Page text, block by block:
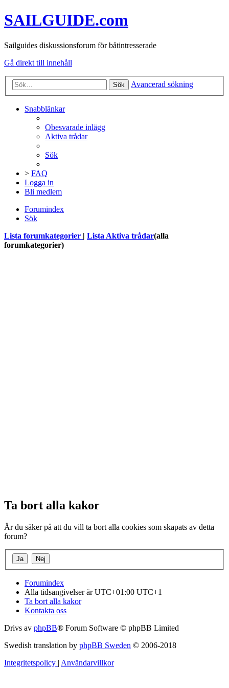
SAILGUIDE.com
Sailguides diskussionsforum för båtintresserade
Gå direkt till innehåll
Sök Avancerad sökning
Snabblänkar
Obesvarade inlägg
Aktiva trådar
Sök
> FAQ
Logga in
Bli medlem
Forumindex
Sök
Lista forumkategorier
Lista Aktiva trådar(alla
forumkategorier)
Ta bort alla kakor
Är du säker på att du vill ta bort alla cookies som skapats av detta
forum?
Forumindex
Alla tidsangivelser är UTC+01:00 UTC+1
Ta bort alla kakor
Kontakta oss
Drivs av phpBB® Forum Software © phpBB Limited
Swedish translation by phpBB Sweden © 2006-2018
Integritetspolicy | Användarvillkor